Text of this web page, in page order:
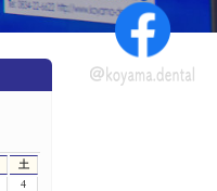
土
4